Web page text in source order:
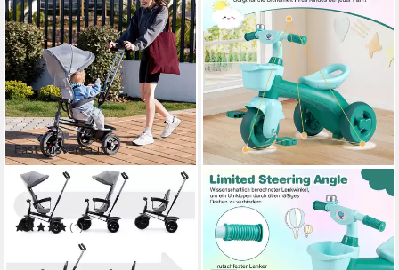
Fast ausverkauft
KINDERKRAFT
Dreirad FREEWAY
(1)
in 2-4 Werktagen bei dir
COSTWAY
Dreirad
45,99 € UVP69,99 €
-34%
in 4-5 Werktagen bei dir